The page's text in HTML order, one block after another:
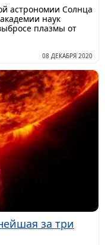
астрономии Солнца
наук
плазмы от
08 ДЕКАБРЯ 2020
за три